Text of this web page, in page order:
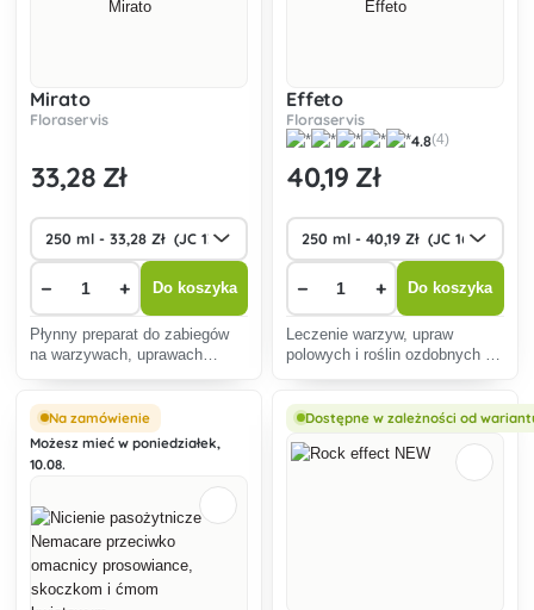
Mirato
Floraservis
33,28 Zł
− + Do koszyka
Płynny preparat do zabiegów
na warzywach, uprawach
wielokrotnych oprysków w celu
zwiększenia odporności roślin.
Effeto
Floraservis
4.8(4)
40,19 Zł
− + Do koszyka
Leczenie warzyw, upraw
polowych i roślin ozdobnych w
Na zamówienie
Możesz mieć w poniedziałek,
10.08.
Dostępne w zależności od